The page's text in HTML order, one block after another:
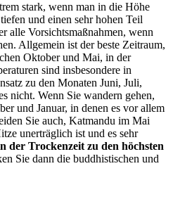
stark, wenn man in die Höhe
und einen sehr hohen Teil
alle Vorsichtsmaßnahmen, wenn
Allgemein ist der beste Zeitraum,
Oktober und Mai, in der
sind insbesondere in
zu den Monaten Juni, Juli,
nicht. Wenn Sie wandern gehen,
und Januar, in denen es vor allem
Sie auch, Katmandu im Mai
unerträglich ist und es sehr
der Trockenzeit zu den höchsten
Sie dann die buddhistischen und